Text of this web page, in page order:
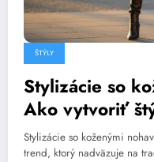
ŠTÝLY
Stylizácie so
Ako vytvoriť
outfit
Stylizácie so koženými
trend, ktorý nadväzuje na